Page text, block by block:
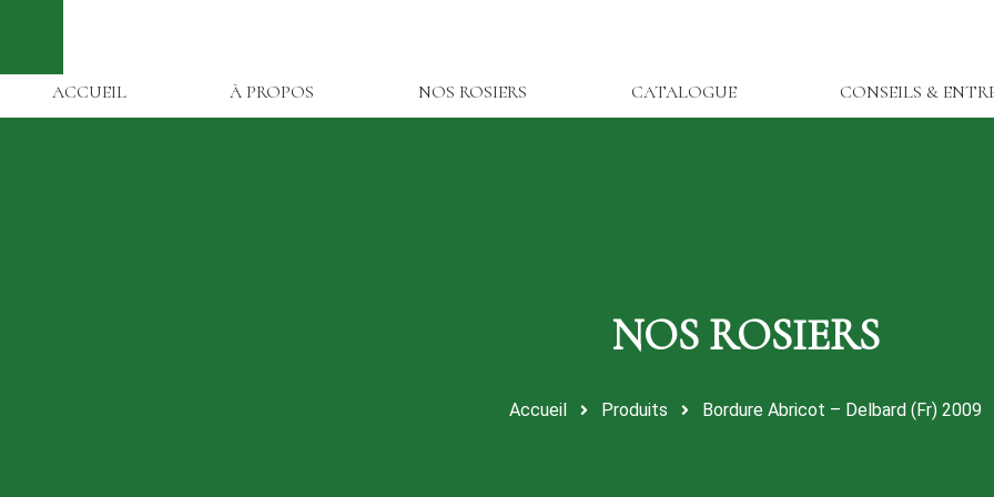
ACCUEIL À PROPOS NOS ROSIERS CATALOGUE CONSEILS &
Accueil Produits Bordure Abricot – Delbard (Fr) 2009